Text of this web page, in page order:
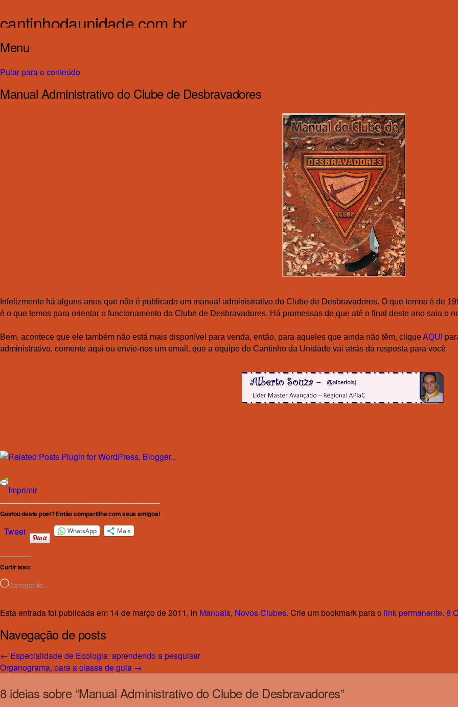
cantinhodaunidade.com.br
Cantinho da Unidade
Menu
Pular para o conteúdo
Manual Administrativo do Clube de Desbravadores
Infelizmente há alguns anos que não é publicado um manual administrativo do Clube de Desbravadores. O que temos é de
é o que temos para orientar o funcionamento do Clube de Desbravadores. Há promessas de que até o final deste ano saia o
Bem, acontece que ele também não está mais disponível para venda, então, para aqueles que ainda não têm, cliqueAQUI
administrativo, comente aqui ou envie-nos um email, que a equipe do Cantinho da Unidade vai atrás da resposta para você.
Imprimir
Gostou deste post? Então compartilhe com seus amigos!
Tweet WhatsApp Mais
Curtir isso:
Carregando...
Esta entrada foi publicada em 14 de março de 2011, in Manuais, Novos Clubes. Crie um bookmark para o link permanente. 8
Navegação de posts
← Especialidade de Ecologia: aprendendo a pesquisar
Organograma, para a classe de guia →
8 ideias sobre “Manual Administrativo do Clube de Desbravadores”